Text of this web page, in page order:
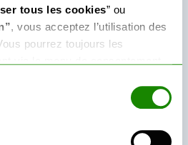
tous les cookies” ou
, vous acceptez l’utilisation des
pourrez toujours les
nos cookies, vous
interruptions ou des problèmes
votre commune
une participation financière de votre